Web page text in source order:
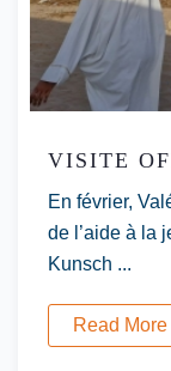
VISITE
En février,
de l’aide à la
Kunsch ...
Read More